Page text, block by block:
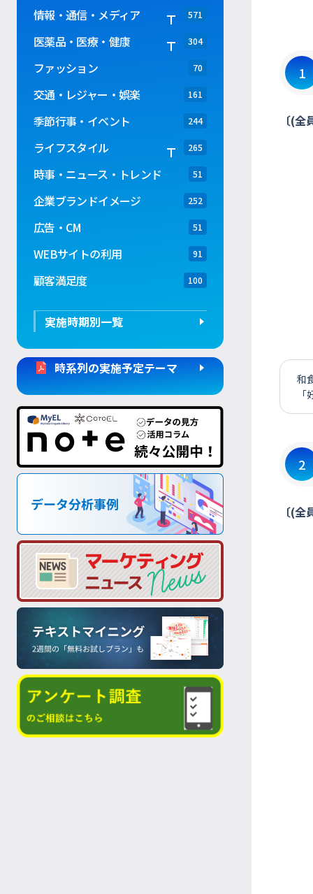
情報・通信・メディア 571
医薬品・医療・健康 304
ファッション 70
交通・レジャー・娯楽 161
季節行事・イベント 244
ライフスタイル 265
時事・ニュース・トレンド 51
企業ブランドイメージ 252
広告・CM 51
WEBサイトの利用 91
顧客満足度 100
実施時期別一覧
時系列の実施予定テーマ
1
〔(
和
2
〔(